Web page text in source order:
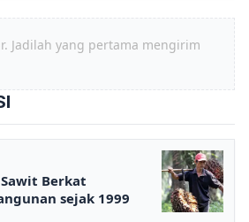
Jadilah yang pertama mengirim
Berkat
sejak 1999